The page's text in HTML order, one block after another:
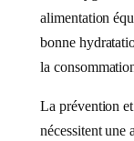
alimentation
bonne
la
La prévention
nécessitent une